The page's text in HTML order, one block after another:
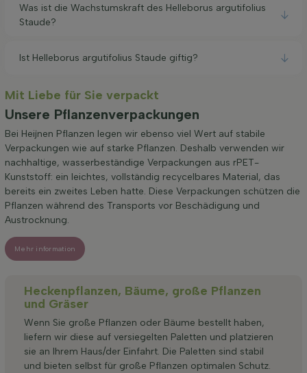
Was ist die Wachstumskraft des Helleborus argutifolius
Staude?
Ist Helleborus argutifolius Staude giftig?
Mit Liebe für Sie verpackt
Unsere Pflanzenverpackungen
Bei Heijnen Pflanzen legen wir ebenso viel Wert auf stabile
Verpackungen wie auf starke Pflanzen. Deshalb verwenden wir
nachhaltige, wasserbeständige Verpackungen aus rPET-
Kunststoff: ein leichtes, vollständig recycelbares Material, das
bereits ein zweites Leben hatte. Diese Verpackungen schützen die
Pflanzen während des Transports vor Beschädigung und
Austrocknung.
Mehr information
Heckenpflanzen, Bäume, große Pflanzen
und Gräser
Wenn Sie große Pflanzen oder Bäume bestellt haben,
liefern wir diese auf versiegelten Paletten und platzieren
sie an Ihrem Haus/der Einfahrt. Die Paletten sind stabil
und bieten selbst für große Pflanzen optimalen Schutz.